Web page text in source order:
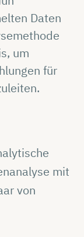
Daten
um
für
mit
von